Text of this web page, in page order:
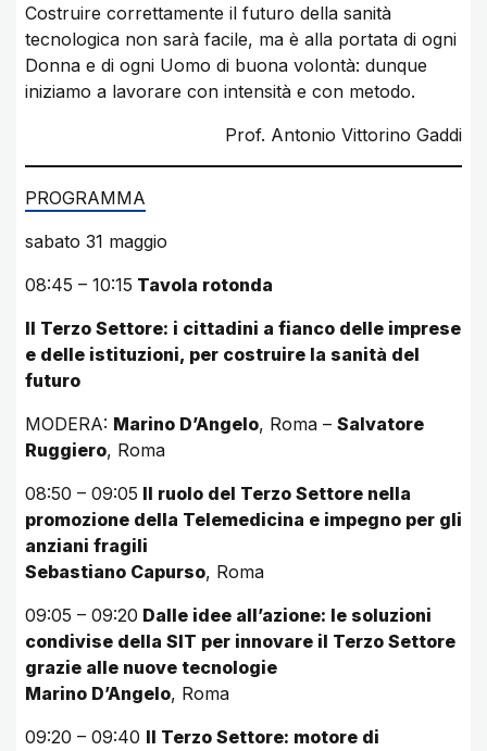
Costruire correttamente il futuro della sanità
tecnologica non sarà facile, ma è alla portata di ogni
Donna e di ogni Uomo di buona volontà: dunque
iniziamo a lavorare con intensità e con metodo.
Prof. Antonio Vittorino Gaddi
PROGRAMMA
sabato 31 maggio
08:45 – 10:15 Tavola rotonda
Il Terzo Settore: i cittadini a fianco delle imprese
e delle istituzioni, per costruire la sanità del
futuro
MODERA: Marino D’Angelo, Roma – Salvatore
Ruggiero, Roma
08:50 – 09:05 Il ruolo del Terzo Settore nella
promozione della Telemedicina e impegno per gli
anziani fragili
Sebastiano Capurso, Roma
09:05 – 09:20 Dalle idee all’azione: le soluzioni
condivise della SIT per innovare il Terzo Settore
grazie alle nuove tecnologie
Marino D’Angelo, Roma
09:20 – 09:40 Il Terzo Settore: motore di